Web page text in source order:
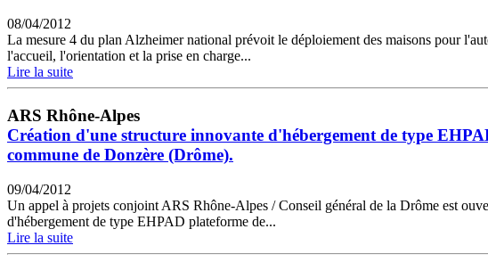
08/04/2012
La mesure 4 du plan Alzheimer national prévoit le déploiement des maisons pour
l'accueil, l'orientation et la prise en charge...
Lire la suite
ARS Rhône-Alpes
Création d'une structure innovante d'hébergement de type
commune de Donzère (Drôme).
09/04/2012
Un appel à projets conjoint ARS Rhône-Alpes / Conseil général de la Drôme est
d'hébergement de type EHPAD plateforme de...
Lire la suite